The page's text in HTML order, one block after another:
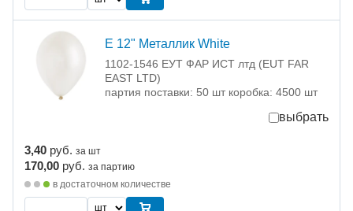
Е 12" Металлик White
1102-1546 ЕУТ ФАР ИСТ лтд (EUT FAR
EAST LTD)
партия поставки: 50 шт коробка: 4500 шт
выбрать
3,40 руб. за шт
170,00 руб. за партию
в достаточном количестве